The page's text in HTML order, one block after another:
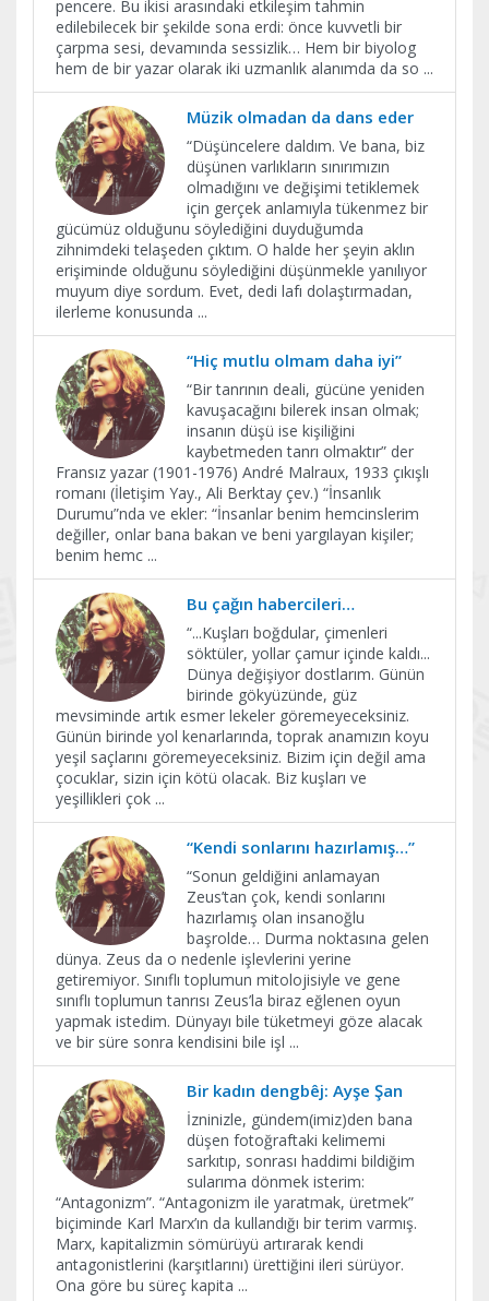
pencere. Bu ikisi arasındaki etkileşim tahmin
edilebilecek bir şekilde sona erdi: önce kuvvetli bir
çarpma sesi, devamında sessizlik… Hem bir biyolog
hem de bir yazar olarak iki uzmanlık alanımda da so ...
Müzik olmadan da dans eder
“Düşüncelere daldım. Ve bana, biz
düşünen varlıkların sınırımızın
olmadığını ve değişimi tetiklemek
için gerçek anlamıyla tükenmez bir
gücümüz olduğunu söylediğini duyduğumda
zihnimdeki telaşeden çıktım. O halde her şeyin aklın
erişiminde olduğunu söylediğini düşünmekle yanılıyor
muyum diye sordum. Evet, dedi lafı dolaştırmadan,
ilerleme konusunda ...
“Hiç mutlu olmam daha iyi”
“Bir tanrının deali, gücüne yeniden
kavuşacağını bilerek insan olmak;
insanın düşü ise kişiliğini
kaybetmeden tanrı olmaktır” der
Fransız yazar (1901-1976) André Malraux, 1933 çıkışlı
romanı (İletişim Yay., Ali Berktay çev.) “İnsanlık
Durumu”nda ve ekler: “İnsanlar benim hemcinslerim
değiller, onlar bana bakan ve beni yargılayan kişiler;
benim hemc ...
Bu çağın habercileri…
“...Kuşları boğdular, çimenleri
söktüler, yollar çamur içinde kaldı...
Dünya değişiyor dostlarım. Günün
birinde gökyüzünde, güz
mevsiminde artık esmer lekeler göremeyeceksiniz.
Günün birinde yol kenarlarında, toprak anamızın koyu
yeşil saçlarını göremeyeceksiniz. Bizim için değil ama
çocuklar, sizin için kötü olacak. Biz kuşları ve
yeşillikleri çok ...
“Kendi sonlarını hazırlamış…”
“Sonun geldiğini anlamayan
Zeus’tan çok, kendi sonlarını
hazırlamış olan insanoğlu
başrolde… Durma noktasına gelen
dünya. Zeus da o nedenle işlevlerini yerine
getiremiyor. Sınıflı toplumun mitolojisiyle ve gene
sınıflı toplumun tanrısı Zeus’la biraz eğlenen oyun
yapmak istedim. Dünyayı bile tüketmeyi göze alacak
ve bir süre sonra kendisini bile işl ...
Bir kadın dengbêj: Ayşe Şan
İzninizle, gündem(imiz)den bana
düşen fotoğraftaki kelimemi
sarkıtıp, sonrası haddimi bildiğim
sularıma dönmek isterim:
“Antagonizm”. “Antagonizm ile yaratmak, üretmek”
biçiminde Karl Marx’ın da kullandığı bir terim varmış.
Marx, kapitalizmin sömürüyü artırarak kendi
antagonistlerini (karşıtlarını) ürettiğini ileri sürüyor.
Ona göre bu süreç kapita ...